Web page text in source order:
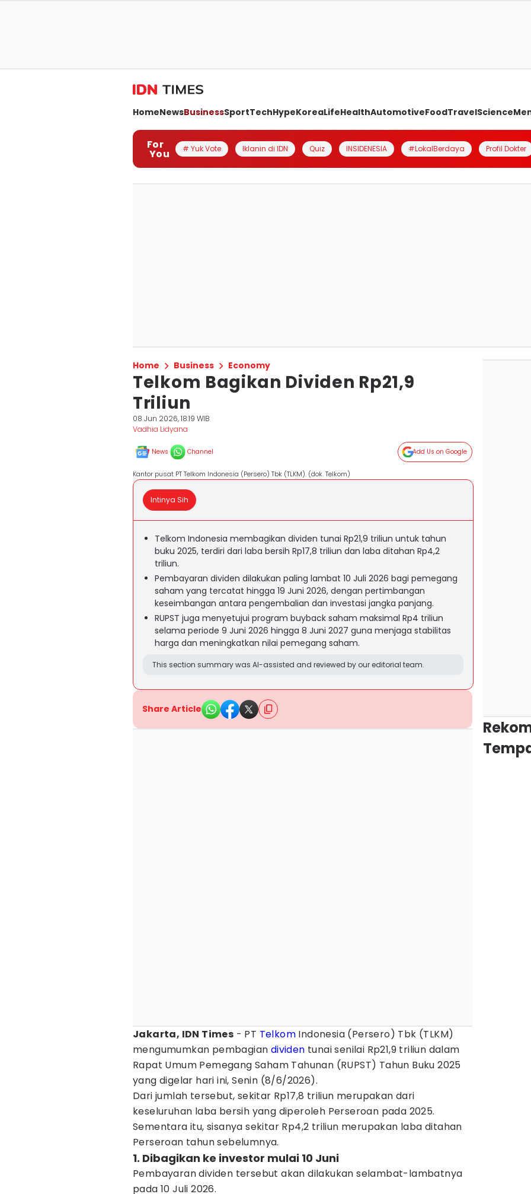
HomeNewsBusinessSportTechHypeKoreaLifeHealthAutomotiveFoodTravelScience
For
You # Yuk Vote Iklanin di IDN Quiz INSIDENESIA #LokalBerdaya Profil Dokter
Home Business Economy
Telkom Bagikan Dividen Rp21,9
Triliun
08 Jun 2026, 18:19 WIB
Vadhia Lidyana
News Channel Add Us on Google
Kantor pusat PT Telkom Indonesia (Persero) Tbk (TLKM). (dok. Telkom)
Intinya Sih
Telkom Indonesia membagikan dividen tunai Rp21,9 triliun untuk tahun
buku 2025, terdiri dari laba bersih Rp17,8 triliun dan laba ditahan Rp4,2
triliun.
Pembayaran dividen dilakukan paling lambat 10 Juli 2026 bagi pemegang
saham yang tercatat hingga 19 Juni 2026, dengan pertimbangan
keseimbangan antara pengembalian dan investasi jangka panjang.
RUPST juga menyetujui program buyback saham maksimal Rp4 triliun
selama periode 9 Juni 2026 hingga 8 Juni 2027 guna menjaga stabilitas
harga dan meningkatkan nilai pemegang saham.
This section summary was AI-assisted and reviewed by our editorial team.
Share Article
Jakarta, IDN Times - PT Telkom Indonesia (Persero) Tbk (TLKM)
mengumumkan pembagian dividen tunai senilai Rp21,9 triliun dalam
Rapat Umum Pemegang Saham Tahunan (RUPST) Tahun Buku 2025
yang digelar hari ini, Senin (8/6/2026).
Dari jumlah tersebut, sekitar Rp17,8 triliun merupakan dari
keseluruhan laba bersih yang diperoleh Perseroan pada 2025.
Sementara itu, sisanya sekitar Rp4,2 triliun merupakan laba ditahan
Perseroan tahun sebelumnya.
1. Dibagikan ke investor mulai 10 Juni
Pembayaran dividen tersebut akan dilakukan selambat-lambatnya
pada 10 Juli 2026.